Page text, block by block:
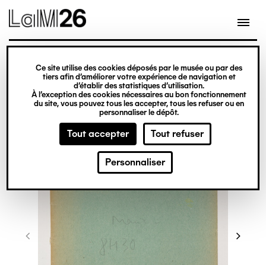
Gestion des cookies
Ce site utilise des cookies déposés par le musée ou par des
tiers afin d’améliorer votre expérience de navigation et
d’établir des statistiques d’utilisation.
À l’exception des cookies nécessaires au bon fonctionnement
du site, vous pouvez tous les accepter, tous les refuser ou en
personnaliser le dépôt.
Tout accepter Tout refuser
Personnaliser
contenu